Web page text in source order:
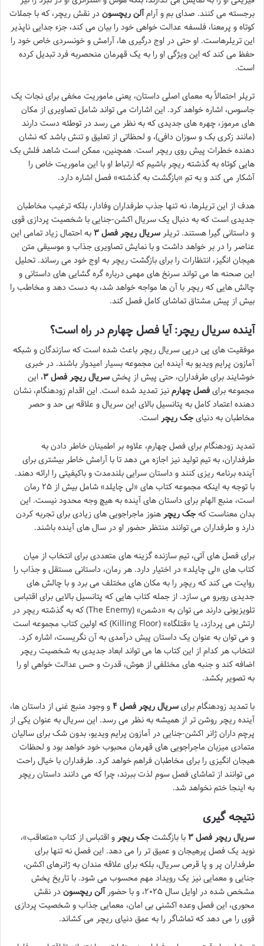
برجسته می کنند. صدای بم و آرامآلن ریچسون در نقش ریچر، که با جملات
کوتاه و پرمعنا، فلسفه عدالت خواهی خود را بیان می کند، جزء جدایی ناپذیر
این تریلرهاست. او حتی در اوج درگیری ها، آرامش و خونسردی خاص خود را
حفظ می کند که این ویژگی او را به یک قهرمان منحصربه فرد تبدیل کرده
است.
تریلر احتمالاً به معمای اصلی داستان، یعنی ماموریت مخفی برای نجات یک
جاسوس، اشاره خواهد کرد. این اشارات می تواند شامل تصاویری از مکان
های مرموز، چهره های جدیدی که به نظر می رسد در توطئه دست دارند
(مانند زکری بک و سوزان دافی)، و لحظاتی از تعلیق و تنش باشد که نشان
دهنده خطرات پیش روی ریچر است. همچنین، ممکن است شاهد فلش بک
هایی کوتاه به گذشته ریچر باشیم که ارتباط او با این ماموریت خاص را
آشکار می کند و به تم «بازگشت به گذشته» فصل اشاره دارد.
هدف از این تریلرها، نه تنها جذب طرفداران وفادار، بلکه ترغیب مخاطبان
جدیدی است که به دنبال یک سریال اکشن-جنایی با شخصیت پردازی قوی
و داستانی گیرا هستند. تریلر سریال ریچر فصل ۳
به احتمال زیاد تمامی این
عناصر را در بر خواهد داشت و با نمایش تصاویری جذاب و موسیقی متن
هیجان انگیز، انتظارات را برای بازگشت ریچر به اوج خود می رساند. تحلیل
این صحنه ها می تواند سرنخ های مهمی درباره گره گشایی های داستانی و
چالش هایی که ریچر با آن ها مواجه خواهد شد، به دست دهد و مخاطب را
بیش از پیش مشتاق تماشای کامل فصل کند.
آینده سریال ریچر: آیا فصل چهارم در راه است؟
موفقیت های پی درپی سریال ریچر باعث شده است که سازندگان و شبکه
آمازون پرایم ویدیو به آینده این مجموعه بسیار امیدوار باشند. در خبری
خوشایند برای طرفداران، حتی پیش از پخشسریال ریچر فصل ۳
، این
مجموعه برایفصل چهارمنیز تمدید شده است. این اقدام زودهنگام، نشان
دهنده اعتماد کامل به پتانسیل بالای این سریال و علاقه بی حد و حصر
مخاطبان به دنیایجک ریچراست.
تمدید زودهنگام برای فصل چهارم، علاوه بر اطمینان خاطر دادن به
طرفداران، به تیم تولید نیز اجازه می دهد تا با آرامش خاطر بیشتری برای
آینده برنامه ریزی کنند و داستان سرایی بلندمدت و باکیفیتی را ارائه دهند.
با توجه به اینکه مجموعه کتاب های «لی چایلد» شامل بیش از ۲۵ رمان
است، منبع الهام برای داستان های آینده به هیچ وجه محدود نیست. این
بدان معناست کهجک ریچرهنوز ماجراجویی های زیادی برای تجربه کردن
دارد و طرفداران می توانند منتظر حضور او در سال های آینده باشند.
برای فصل های آتی، تیم سازنده گزینه های متعددی برای انتخاب از میان
کتاب های «لی چایلد» در اختیار دارد. هر رمان، داستانی مستقل و جذاب را
روایت می کند که ریچر را به مکان های مختلف می برد و با چالش های
جدیدی روبرو می سازد. از جمله کتاب هایی که پتانسیل بالایی برای اقتباس
تلویزیونی دارند می توان به «دشمن» (The Enemy) که به گذشته ریچر در
ارتش می پردازد، یا «قتلگاه» (Killing Floor) که اولین کتاب مجموعه است
و می توان به عنوان یک داستان پیش درآمدی به آن نگریست، اشاره کرد.
انتخاب هر کدام از این کتاب ها می تواند ابعاد جدیدی به شخصیت ریچر
اضافه کند و جنبه های مختلفی از هوش، قدرت و حس عدالت خواهی او را
به تصویر بکشد.
با تمدید زودهنگام برایسریال ریچر فصل ۴
و وجود منبع غنی از داستان ها،
آینده ریچر روشن تر از همیشه به نظر می رسد. این سریال به عنوان یکی از
پرچم داران ژانر اکشن-جنایی در آمازون پرایم ویدیو، بدون شک برای سالیان
متمادی میزبان ماجراجویی های قهرمان محبوب خود خواهد بود و لحظات
هیجان انگیزی را برای مخاطبان فراهم خواهد کرد. طرفداران با خیال راحت
می توانند از تماشای فصل سوم لذت ببرند، چرا که می دانند داستان ریچر
به اینجا ختم نخواهد شد.
نتیجه گیری
سریال ریچر فصل ۳ با بازگشتجک ریچر و اقتباس از کتاب «متعاقب»،
نوید یک فصل پرهیجان و عمیق تر را می دهد. این فصل نه تنها برای
طرفداران پر و پا قرص سریال، بلکه برای علاقه مندان به ژانرهای اکشن،
جنایی و معمایی نیز یک رویداد مهم محسوب می شود. با تاریخ پخش
مشخص شده در اوایل سال ۲۰۲۵، و با حضور
آلن ریچسون در نقش
محوری، این فصل وعده اکشنی بی امان، معمایی جذاب و شخصیت پردازی
قوی را می دهد که تماشاگر را به عمق دنیای ریچر می کشاند.